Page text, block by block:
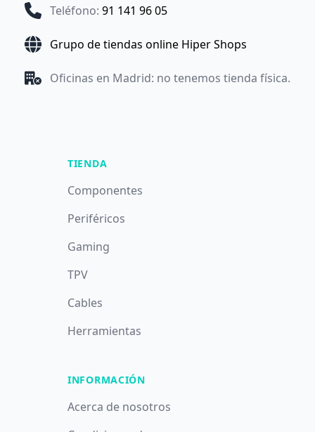
Teléfono: 91 141 96 05
Grupo de tiendas online Hiper Shops
Oficinas en Madrid: no tenemos tienda física.
TIENDA
Componentes
Periféricos
Gaming
TPV
Cables
Herramientas
INFORMACIÓN
Acerca de nosotros